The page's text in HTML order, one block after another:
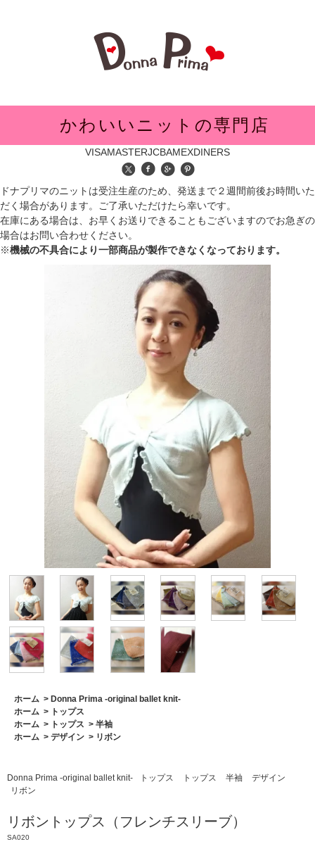
かわいいニットの専門店
VISAMASTERJCBAMEXDINERS
ドナプリマのニットは受注生産のため、発送まで２週間前後お時間いた
だく場合があります。ご了承いただけたら幸いです。
在庫にある場合は、お早くお送りできることもございますのでお急ぎの
場合はお問い合わせください。
※機械の不具合により一部商品が製作できなくなっております。
ホーム > Donna Prima -original ballet knit-
ホーム > トップス
ホーム > トップス > 半袖
ホーム > デザイン > リボン
Donna Prima -original ballet knit- トップス トップス 半袖
デザイン
リボン
リボントップス（フレンチスリーブ）
SA020